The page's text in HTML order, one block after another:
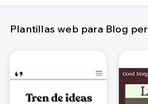
Plantillas web para Blog